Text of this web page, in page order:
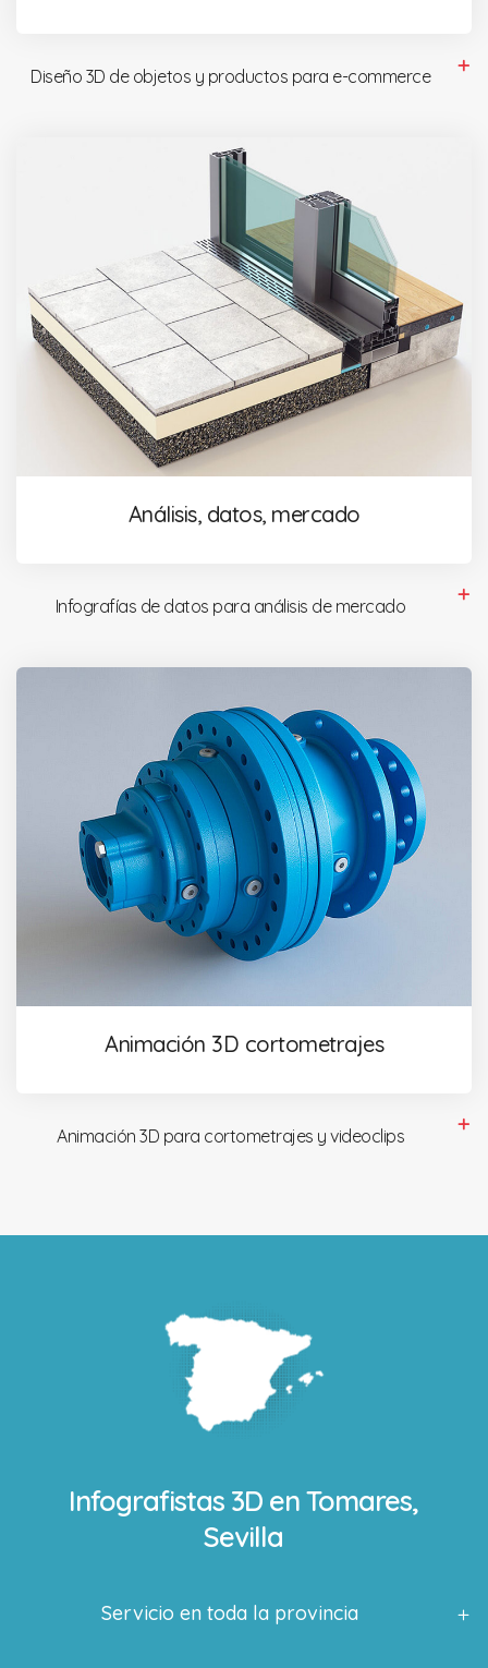
Diseño 3D de objetos y productos para e-commerce
Análisis, datos, mercado
Infografías de datos para análisis de mercado
Animación 3D cortometrajes
Animación 3D para cortometrajes y videoclips
Infografistas 3D enTomares,
Sevilla
Servicio en toda la provincia